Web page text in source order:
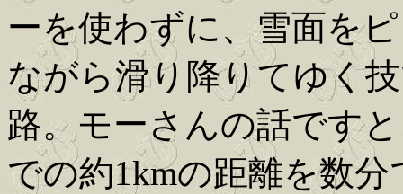
ーを使わずに、雪面を
ながら滑り降りてゆく
路。モーさんの話です
での約1kmの距離を数